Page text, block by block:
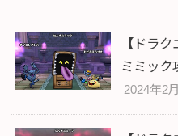
【ドラ
ミミック
2024年2